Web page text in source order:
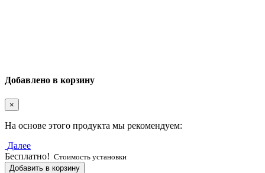
Добавлено в корзину
×
На основе этого продукта мы рекомендуем:
Далее
Бесплатно! Стоимость установки
Добавить в корзину